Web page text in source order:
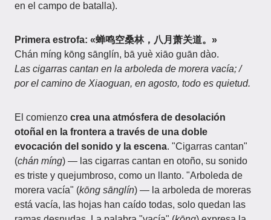
en el campo de batalla).
Primera estrofa: «蝉鸣空桑林，八月萧关道。»
Chán míng kōng sānglín, bā yuè xiāo guān dào.
Las cigarras cantan en la arboleda de morera vacía; /
por el camino de Xiaoguan, en agosto, todo es quietud.
El comienzo crea una atmósfera de desolación
otoñal en la frontera a través de una doble
evocación del sonido y la escena. "Cigarras cantan"
(chán míng) — las cigarras cantan en otoño, su sonido
es triste y quejumbroso, como un llanto. "Arboleda de
morera vacía" (kōng sānglín) — la arboleda de moreras
está vacía, las hojas han caído todas, solo quedan las